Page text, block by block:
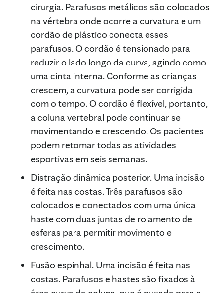
cirurgia. Parafusos metálicos são colocados
na vértebra onde ocorre a curvatura e um
cordão de plástico conecta esses
parafusos. O cordão é tensionado para
reduzir o lado longo da curva, agindo como
uma cinta interna. Conforme as crianças
crescem, a curvatura pode ser corrigida
com o tempo. O cordão é flexível, portanto,
a coluna vertebral pode continuar se
movimentando e crescendo. Os pacientes
podem retomar todas as atividades
esportivas em seis semanas.
Distração dinâmica posterior. Uma incisão
é feita nas costas. Três parafusos são
colocados e conectados com uma única
haste com duas juntas de rolamento de
esferas para permitir movimento e
crescimento.
Fusão espinhal. Uma incisão é feita nas
costas. Parafusos e hastes são fixados à